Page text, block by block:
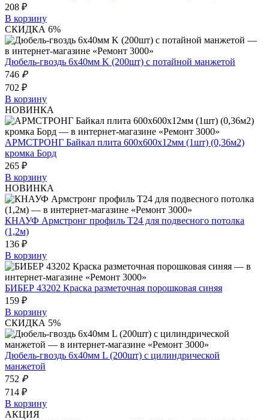
208 ₽
В корзину
СКИДКА 6%
Дюбель-гвоздь 6х40мм K (200шт) с потайной манжетой
746 ₽
702 ₽
В корзину
НОВИНКА
АРМСТРОНГ Байкал плита 600х600х12мм (1шт) (0,36м2)
кромка Борд
265 ₽
В корзину
НОВИНКА
КНАУФ Армстронг профиль Т24 для подвесного потолка
(1,2м)
136 ₽
В корзину
БИБЕР 43202 Краска разметочная порошковая синяя
159 ₽
В корзину
СКИДКА 5%
Дюбель-гвоздь 6х40мм L (200шт) с цилиндрической
манжетой
752 ₽
714 ₽
В корзину
АКЦИЯ